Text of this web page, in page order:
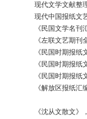
现代文学文献整
现代中国报纸文
《民国文学名
《左联文艺期
《民国时期报
《民国时期报
《民国时期报
《解放区报纸
《沈从文散文》